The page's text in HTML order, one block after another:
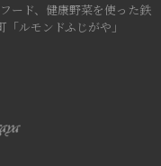
ード、健康野菜を使った鉄
ルモンドふじがや」